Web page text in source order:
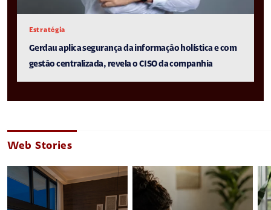
Estratégia
Gerdau aplica segurança da informação holística e com
gestão centralizada, revela o CISO da companhia
Web Stories